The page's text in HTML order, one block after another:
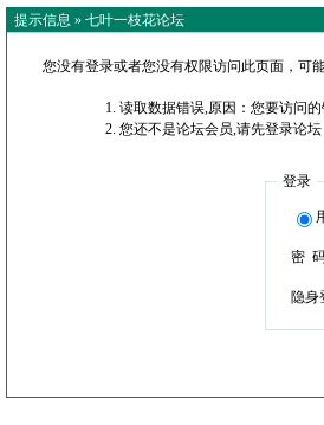
提示信息 » 七叶一枝花论坛
您没有登录或者您没有权限访问此页面，可
读取数据错误,原因：您要访问
您还不是论坛会员,请先登录论坛
登录
密
隐身